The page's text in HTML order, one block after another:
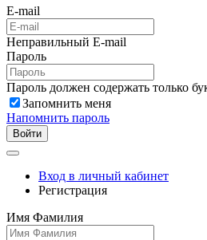
E-mail
Неправильный E-mail
Пароль
Пароль должен содержать только
Запомнить меня
Напомнить пароль
Войти
Вход в личный кабинет
Регистрация
Имя Фамилия